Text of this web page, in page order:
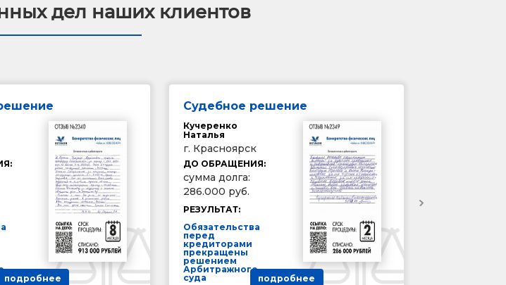
дел наших клиентов
подробнее
Судебное решение
Кучеренко
Наталья
г. Красноярск
ДО ОБРАЩЕНИЯ:
сумма долга:
286.000 руб.
РЕЗУЛЬТАТ:
Обязательства
перед
кредиторами
прекращены
решением
Арбитражного
суда
подробнее